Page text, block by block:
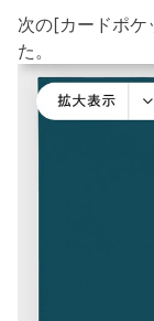
次の[カードポケ
た。